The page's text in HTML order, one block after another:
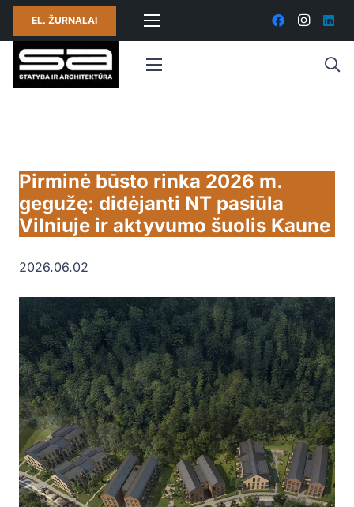
EL. ŽURNALAI
Pirminė būsto rinka 2026 m.
gegužę: didėjanti NT pasiūla
Vilniuje ir aktyvumo šuolis Kaune
2026.06.02